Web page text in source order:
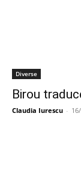
Diverse
Birou
Claudia Iurescu -